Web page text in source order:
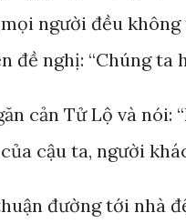
người đều
đề nghị: “Chúng ta
cản Tử Lộ và nói:
cậu ta, người
đường tới nhà